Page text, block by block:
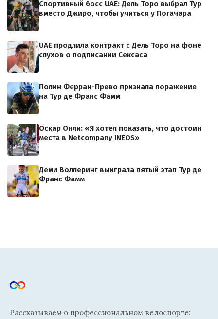
Спортивный босс UAE: Дель Торо выбрал Тур
вместо Джиро, чтобы учиться у Погачара
UAE продлила контракт с Дель Торо на фоне
слухов о подписании Сексаса
Полин Ферран-Прево признала поражение
на Тур де Франс Фамм
Оскар Онли: «Я хотел показать, что достоин
места в Netcompany INEOS»
Деми Воллеринг выиграла пятый этап Тур де
Франс Фамм
Рассказываем о профессиональном велоспорте: